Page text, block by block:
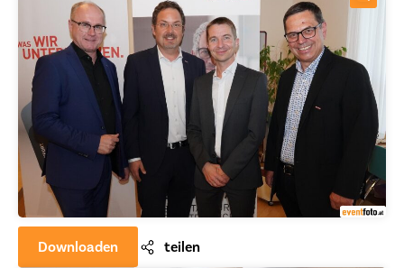
Downloaden teilen